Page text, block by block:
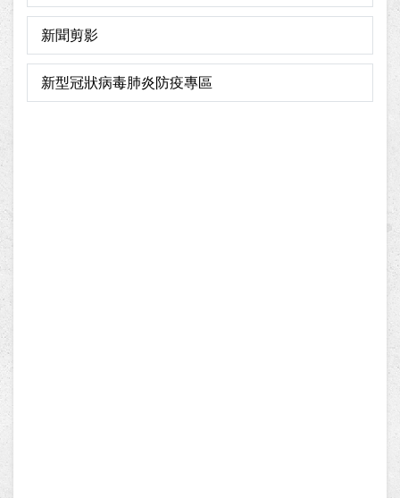
新聞剪影
新型冠狀病毒肺炎防疫專區